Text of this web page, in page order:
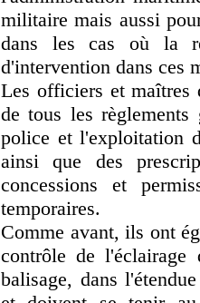
militaire mais aussi
dans les cas où la
d'intervention dans ces
Les officiers et maîtres
de tous les règlements
police et l'exploitation
ainsi que des
concessions et
temporaires.
Comme avant, ils ont
contrôle de
balisage, dans